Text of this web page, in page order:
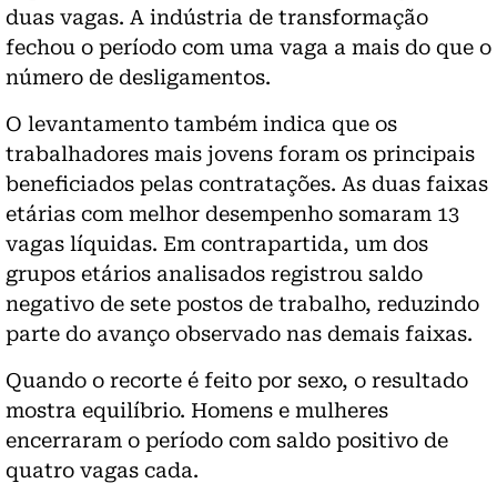
duas vagas. A indústria de transformação
fechou o período com uma vaga a mais do que o
número de desligamentos.
O levantamento também indica que os
trabalhadores mais jovens foram os principais
beneficiados pelas contratações. As duas faixas
etárias com melhor desempenho somaram 13
vagas líquidas. Em contrapartida, um dos
grupos etários analisados registrou saldo
negativo de sete postos de trabalho, reduzindo
parte do avanço observado nas demais faixas.
Quando o recorte é feito por sexo, o resultado
mostra equilíbrio. Homens e mulheres
encerraram o período com saldo positivo de
quatro vagas cada.